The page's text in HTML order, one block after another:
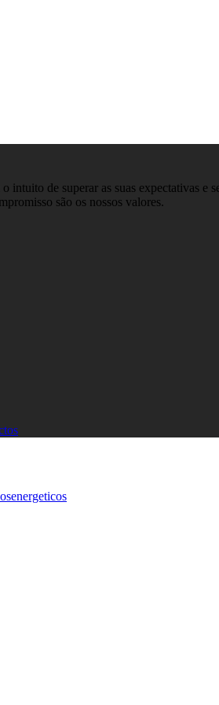
de superar as suas expectativas e
são os nossos valores.